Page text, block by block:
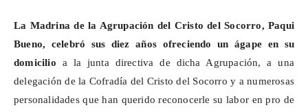
La Madrina de la Agrupación del Cristo del Socorro, Paqui
Bueno, celebró sus diez años ofreciendo un ágape en su
domicilio a la junta directiva de dicha Agrupación, a una
delegación de la Cofradía del Cristo del Socorro y a numerosas
personalidades que han querido reconocerle su labor en pro de